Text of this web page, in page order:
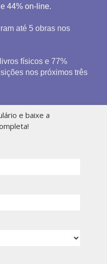
44% on-line.
até 5 obras nos
físicos e 77%
nos próximos três
e baixe a
!